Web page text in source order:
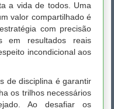
a vida de todos. Uma
valor compartilhado é
com precisão
em resultados reais
incondicional aos
de disciplina é garantir
os trilhos necessários
Ao desafiar os